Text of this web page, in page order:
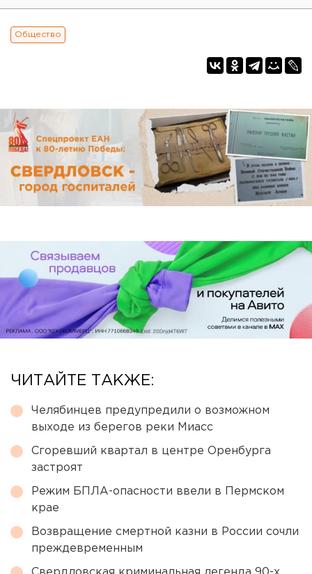
Общество
ЧИТАЙТЕ ТАКЖЕ:
Челябинцев предупредили о возможном
выходе из берегов реки Миасс
Сгоревший квартал в центре Оренбурга
застроят
Режим БПЛА-опасности ввели в Пермском
крае
Возвращение смертной казни в России сочли
преждевременным